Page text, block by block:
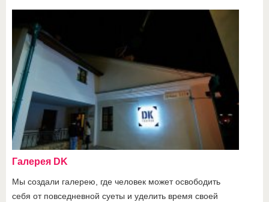
Галерея DK
Мы создали галерею, где человек может освободить
себя от повседневной суеты и уделить время своей